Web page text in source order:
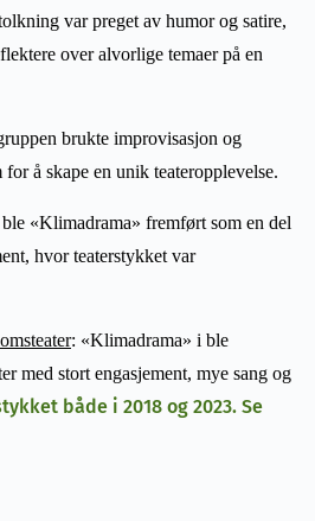
var preget av humor og satire,
over alvorlige temaer på en
brukte improvisasjon og
å skape en unik teateropplevelse.
«Klimadrama» fremført som en del
hvor teaterstykket var
: «Klimadrama» i ble
med stort engasjement, mye sang og
både i 2018 og 2023. Se